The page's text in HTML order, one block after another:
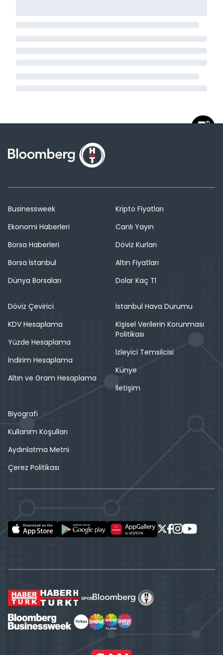
Businessweek
Ekonomi Haberleri
Borsa Haberleri
Borsa İstanbul
Dünya Borsaları
Kripto Fiyatları
Canlı Yayın
Döviz Kurları
Altın Fiyatları
Dolar Kaç Tl
Döviz Çevirici
KDV Hesaplama
Yüzde Hesaplama
İndirim Hesaplama
Altın ve Gram Hesaplama
İstanbul Hava Durumu
Kişisel Verilerin Korunması
Politikası
İzleyici Temsilcisi
Künye
İletişim
Biyografi
Kullanım Koşulları
Aydınlatma Metni
Çerez Politikası